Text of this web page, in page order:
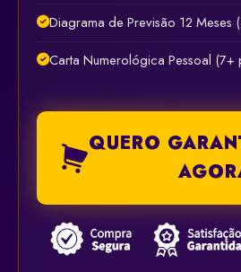
Diagrama de Previsão 12 Meses
Carta Numerológica Pessoal (7+
QUERO